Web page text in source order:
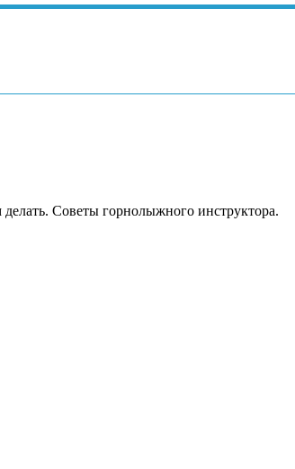
Советы горнолыжного инструктора.